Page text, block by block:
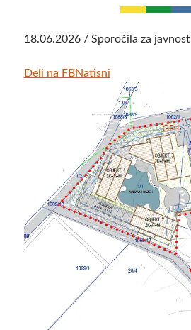
18.06.2026 / Sporočila za javnost
Deli na FBNatisni